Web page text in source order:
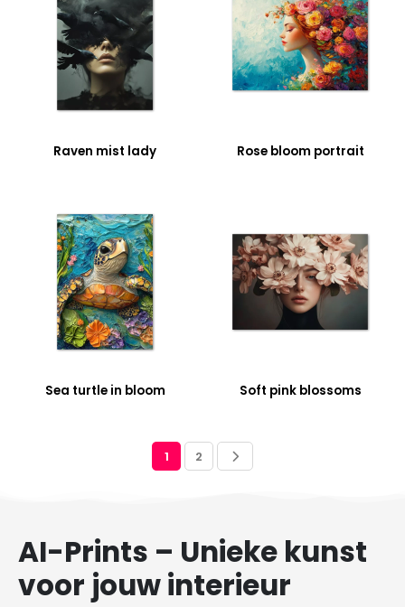
Raven mist lady Rose bloom portrait
Sea turtle in bloom Soft pink blossoms
1 2
AI-Prints – Unieke kunst
voor jouw interieur